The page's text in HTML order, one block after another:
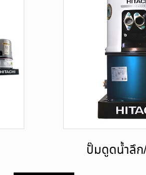
ปั๊มดูดน้ำลึก